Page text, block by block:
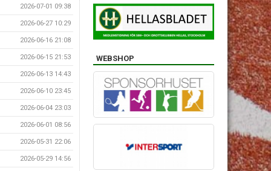
2026-07-01 09:38
2026-06-27 10:29
2026-06-16 21:08
2026-06-15 21:53
2026-06-13 14:43
2026-06-10 23:45
2026-06-04 23:03
2026-06-01 08:56
2026-05-31 22:06
2026-05-29 14:56
WEBSHOP